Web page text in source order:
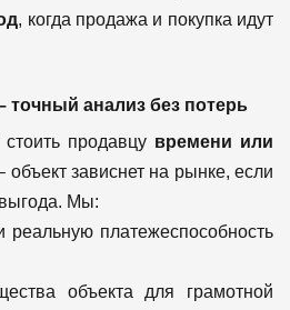
, когда продажа и покупка идут
точный анализ без потерь
продавцу времени или
объект зависнет на рынке, если
выгода. Мы:
платежеспособность
объекта для грамотной